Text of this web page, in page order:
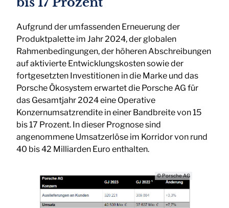
Aufgrund der umfassenden Erneuerung der
Produktpalette im Jahr 2024, der globalen
Rahmenbedingungen, der höheren Abschreibungen
auf aktivierte Entwicklungskosten sowie der
fortgesetzten Investitionen in die Marke und das
Porsche Ökosystem erwartet die Porsche AG für
das Gesamtjahr 2024 eine Operative
Konzernumsatzrendite in einer Bandbreite von 15
bis 17 Prozent. In dieser Prognose sind
angenommene Umsatzerlöse im Korridor von rund
40 bis 42 Milliarden Euro enthalten.
© Porsche AG